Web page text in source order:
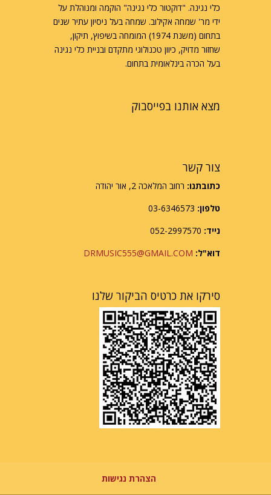
כלי נגינה. "דוקטור כלי נגינה" הוקמה ומנוהלת על
ידי מר' שמחה אקילוב. שמחה בעל ניסיון עתיר שנים
בתחום (משנת 1974) המומחה בשיפוץ, תיקון,
שחזור מדויק, כיוון טכנולוגי מתקדם ובניית כלי נגינה
בעל הכרה בינלאומית בתחום.
מצא אותנו בפייסבוק
צור קשר
כתובתנו: רחוב המלאכה 2, אור יהודה
טלפון:
נייד:
דוא"ל: DRMUSIC555@GMAIL.COM
סירקו את כרטיס הביקור שלנו
הצהרת נגישות